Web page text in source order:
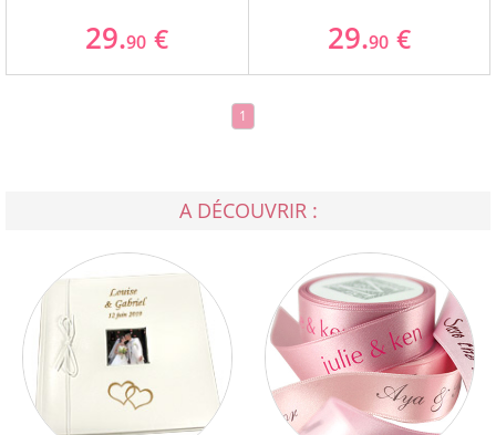
29.90 € 29.90 €
1
A DÉCOUVRIR :